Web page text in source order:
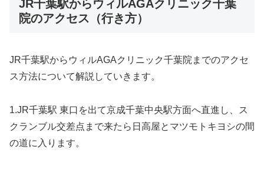
JR千葉駅からウィルAGAクリニック千葉
院のアクセス（行き方）
JR千葉駅からウィルAGAクリニック千葉院までのアクセ
ス方法について解説していきます。
1.JR千葉駅 東口を出て京成千葉中央駅方面へ直進し、ス
クランブル交差点まで来たら日高屋とマツモトキヨシの間
の道に入ります。